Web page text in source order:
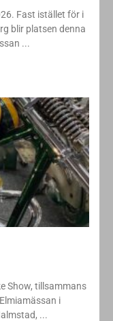
Fast istället för i
blir platsen denna
Show, tillsammans
i